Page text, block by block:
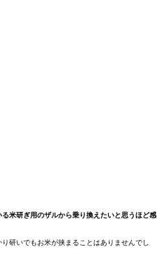
る米研ぎ用のザルから乗り換えたいと思うほど感
り研いでもお米が挟まることはありませんでし